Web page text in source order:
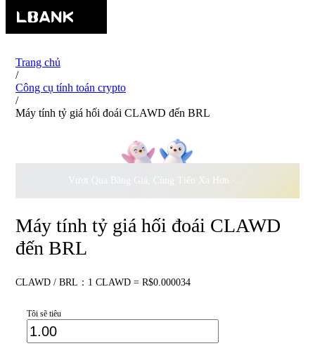
Trang chủ
/
Công cụ tính toán crypto
/
Máy tính tỷ giá hối đoái CLAWD đến BRL
Vượt Qua Băng Giá, Cùng Tiến Xa Hơn ·500.000
Máy tính tỷ giá hối đoái CLAWD
đến BRL
CLAWD / BRL：1 CLAWD = R$0.000034
Tôi sẽ tiêu